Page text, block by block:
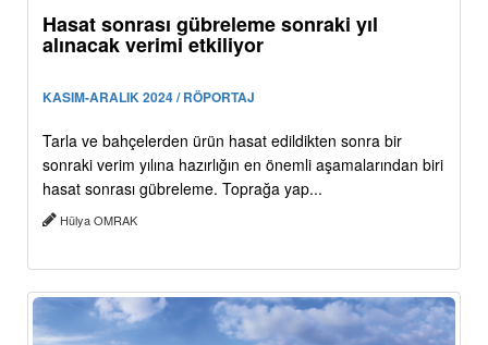
Hasat sonrası gübreleme sonraki yıl
alınacak verimi etkiliyor
KASIM-ARALIK 2024 / RÖPORTAJ
Tarla ve bahçelerden ürün hasat edildikten sonra bir
sonraki verim yılına hazırlığın en önemli aşamalarından biri
hasat sonrası gübreleme. Toprağa yap...
Hülya OMRAK